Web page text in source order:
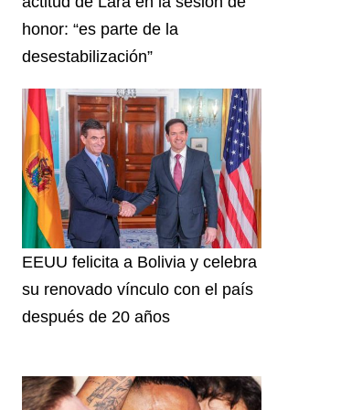
honor: “es parte de la
desestabilización”
EEUU felicita a Bolivia y celebra
su renovado vínculo con el país
después de 20 años